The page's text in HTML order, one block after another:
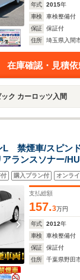
年式 2015年
車検
車検整備付
保証
保証付
住所
埼玉県入間
在庫確認・見積依
ック カーロッツ入間
禁煙車/スピン
ランスソナー/
モリー/LEDヘッ
ズコントロール/
購入プラン付 オンラ
支払総額
157.3万円
年式 2012年
車検
車検整備付
保証
保証付
住所
千葉県野田